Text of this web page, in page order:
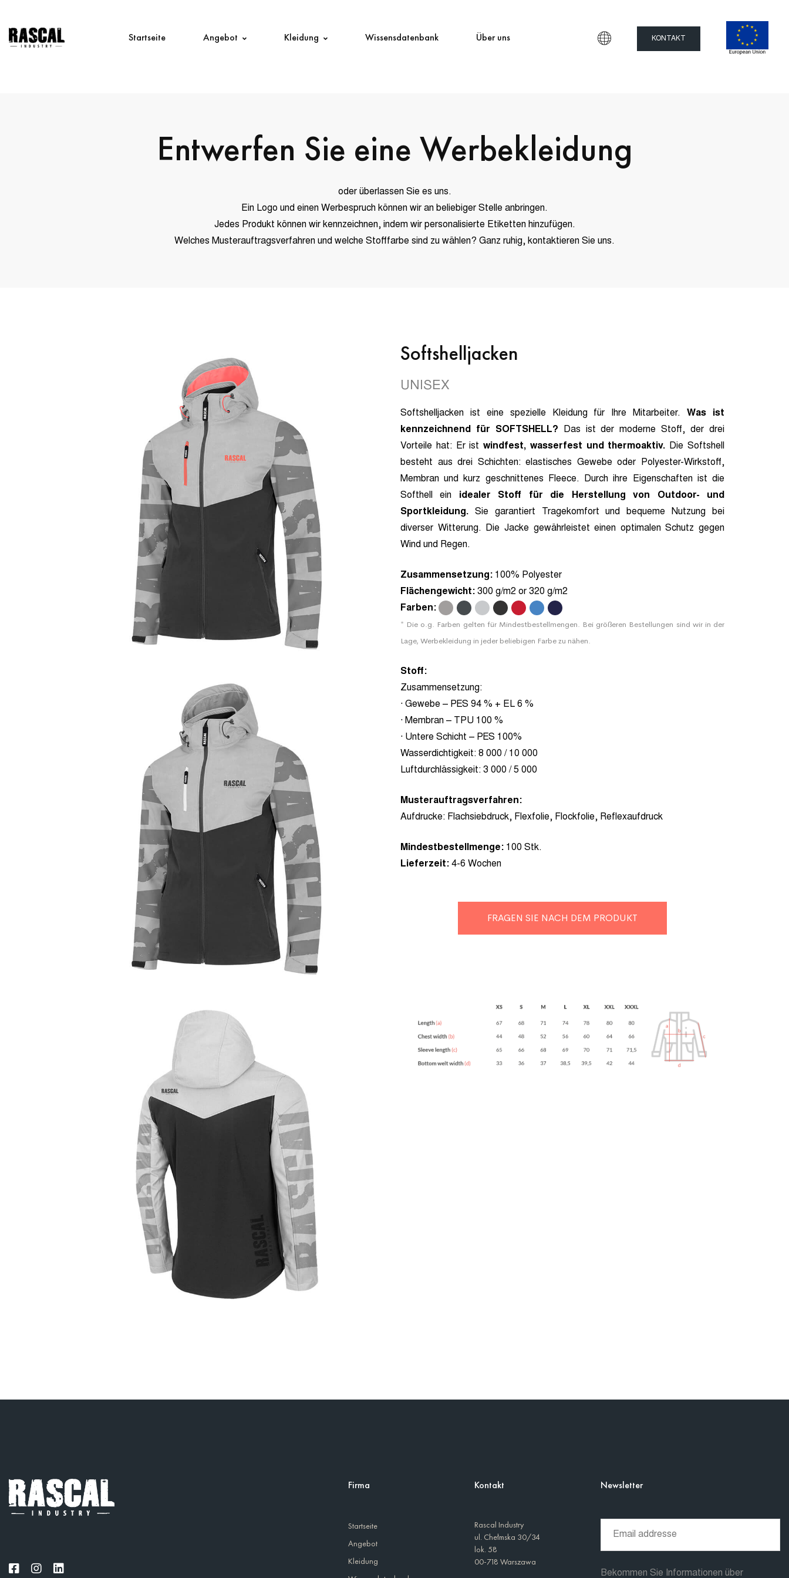
Startseite Angebot Kleidung Wissensdatenbank Über uns KONTAKT
Entwerfen Sie eine Werbekleidung
oder überlassen Sie es uns.
Ein Logo und einen Werbespruch können wir an beliebiger Stelle anbringen.
Jedes Produkt können wir kennzeichnen, indem wir personalisierte Etiketten hinzufügen.
Welches Musterauftragsverfahren und welche Stofffarbe sind zu wählen? Ganz ruhig, kontaktieren Sie uns.
Softshelljacken
UNISEX
Softshelljacken ist eine spezielle Kleidung für Ihre Mitarbeiter.Was ist
kennzeichnend für SOFTSHELL? Das ist der moderne Stoff, der drei
Vorteile hat: Er istwindfest, wasserfest und thermoaktiv.
Die Softshell
besteht aus drei Schichten: elastisches Gewebe oder Polyester-Wirkstoff,
Membran und kurz geschnittenes Fleece. Durch ihre Eigenschaften ist die
Softhell ein idealer Stoff für die Herstellung von Outdoor- und
Sportkleidung. Sie garantiert Tragekomfort und bequeme Nutzung bei
diverser Witterung. Die Jacke gewährleistet einen optimalen Schutz gegen
Wind und Regen.
Zusammensetzung: 100% Polyester
Flächengewicht: 300 g/m2 or 320 g/m2
Farben:
* Die o.g. Farben gelten für Mindestbestellmengen. Bei größeren Bestellungen sind wir in der
Lage, Werbekleidung in jeder beliebigen Farbe zu nähen.
Stoff:
Zusammensetzung:
· Gewebe – PES 94 % + EL 6 %
· Membran – TPU 100 %
· Untere Schicht – PES 100%
Wasserdichtigkeit: 8 000 / 10 000
Luftdurchlässigkeit: 3 000 / 5 000
Musterauftragsverfahren:
Aufdrucke: Flachsiebdruck, Flexfolie, Flockfolie, Reflexaufdruck
Mindestbestellmenge: 100 Stk.
Lieferzeit: 4-6 Wochen
FRAGEN SIE NACH DEM PRODUKT
Firma
Startseite
Angebot
Kleidung
Kontakt
Rascal Industry
ul. Chełmska 30/34
lok. 58
00-718 Warszawa
Newsletter
Bekommen Sie Informationen über